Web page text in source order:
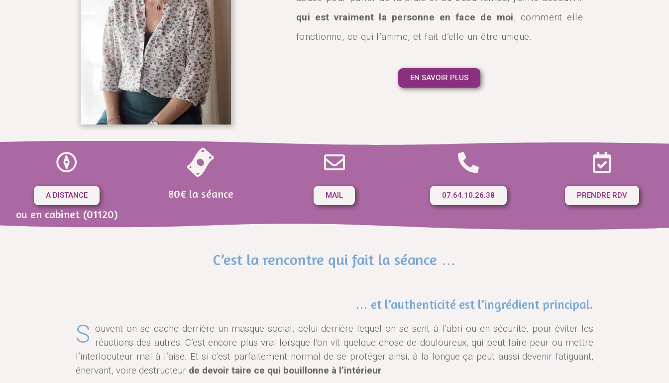
qui est vraiment la personne en face de moi, comment elle
fonctionne, ce qui l’anime, et fait d’elle un être unique.
EN SAVOIR PLUS
A DISTANCE
ou en cabinet (01120)
80€ la séance MAIL 07.64.10.26.38 PRENDRE RDV
C’est la rencontre qui fait la séance …
… et l’authenticité est l’ingrédient principal.
S ouvent on se cache derrière un masque social, celui derrière lequel on se sent à l’abri ou en sécurité, pour éviter les
réactions des autres. C’est encore plus vrai lorsque l’on vit quelque chose de douloureux, qui peut faire peur ou mettre
l’interlocuteur mal à l’aise. Et si c’est parfaitement normal de se protéger ainsi, à la longue ça peut aussi devenir fatiguant,
énervant, voire destructeur de devoir taire ce qui bouillonne à l’intérieur.